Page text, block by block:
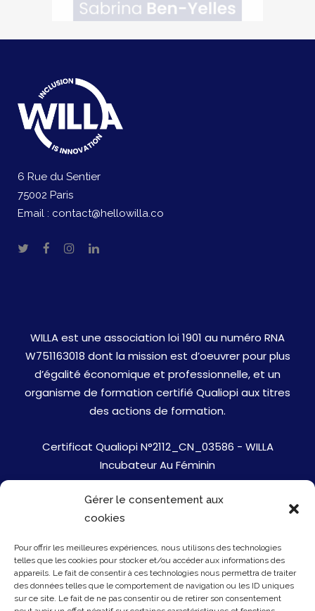
Gérer le consentement aux
cookies
Pour offrir les meilleures expériences, nous utilisons des technologies
telles que les cookies pour stocker et/ou accéder aux informations des
appareils. Le fait de consentir à ces technologies nous permettra de traiter
des données telles que le comportement de navigation ou les ID uniques
sur ce site. Le fait de ne pas consentir ou de retirer son consentement
6 Rue du Sentier
75002 Paris
Email : contact@hellowilla.co
WILLA est une association loi 1901 au numéro RNA
W751163018 dont la mission est d’oeuvrer pour plus
d’égalité économique et professionnelle, et un
organisme de formation certifié Qualiopi aux titres
des actions de formation.
Certificat Qualiopi N°2112_CN_03586 - WILLA
Incubateur Au Féminin
Jobs
Mentions Légales
Politique de cookies
Presse